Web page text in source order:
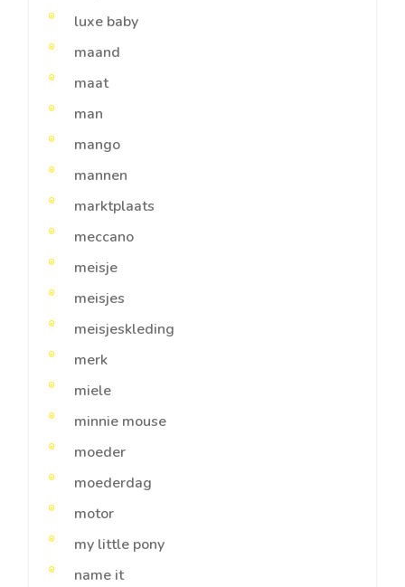
luxe baby
maand
maat
man
mango
mannen
marktplaats
meccano
meisje
meisjes
meisjeskleding
merk
miele
minnie mouse
moeder
moederdag
motor
my little pony
name it